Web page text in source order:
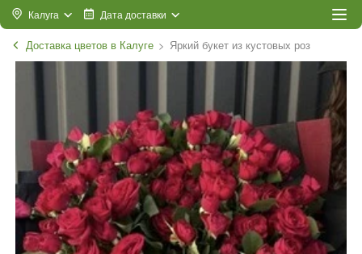
Калуга Дата доставки
Доставка цветов в Калуге Яркий букет из кустовых роз